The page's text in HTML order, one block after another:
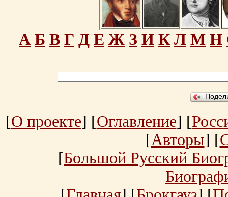
А Б В Г Д Е Ж З И К Л М Н
[О проекте] [Оглавление] [
[Авторы] [
[Большой Русский